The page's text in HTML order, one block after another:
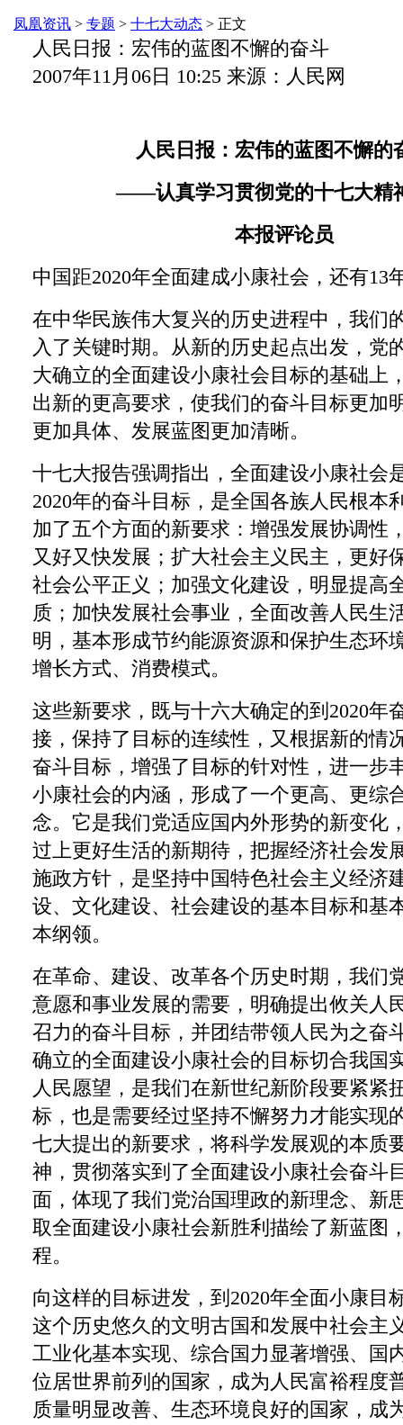
凤凰资讯 > 专题 > 十七大动态 > 正文
人民日报：宏伟的蓝图不懈的奋斗
2007年11月06日 10:25 来源：人民网
人民日报：宏伟的蓝图不懈的
――认真学习贯彻党的十七大精
本报评论员
中国距2020年全面建成小康社会，还有13
在中华民族伟大复兴的历史进程中，我们
入了关键时期。从新的历史起点出发，党
大确立的全面建设小康社会目标的基础上
出新的更高要求，使我们的奋斗目标更加
更加具体、发展蓝图更加清晰。
十七大报告强调指出，全面建设小康社会
2020年的奋斗目标，是全国各族人民根本
加了五个方面的新要求：增强发展协调性
又好又快发展；扩大社会主义民主，更好
社会公平正义；加强文化建设，明显提高
质；加快发展社会事业，全面改善人民生
明，基本形成节约能源资源和保护生态环
增长方式、消费模式。
这些新要求，既与十六大确定的到2020年
接，保持了目标的连续性，又根据新的情
奋斗目标，增强了目标的针对性，进一步
小康社会的内涵，形成了一个更高、更综
念。它是我们党适应国内外形势的新变化
过上更好生活的新期待，把握经济社会发
施政方针，是坚持中国特色社会主义经济
设、文化建设、社会建设的基本目标和基
本纲领。
在革命、建设、改革各个历史时期，我们
意愿和事业发展的需要，明确提出攸关人
召力的奋斗目标，并团结带领人民为之奋
确立的全面建设小康社会的目标切合我国
人民愿望，是我们在新世纪新阶段要紧紧
标，也是需要经过坚持不懈努力才能实现
七大提出的新要求，将科学发展观的本质
神，贯彻落实到了全面建设小康社会奋斗
面，体现了我们党治国理政的新理念、新
取全面建设小康社会新胜利描绘了新蓝图
程。
向这样的目标进发，到2020年全面小康目
这个历史悠久的文明古国和发展中社会主
工业化基本实现、综合国力显著增强、国
位居世界前列的国家，成为人民富裕程度
质量明显改善、生态环境良好的国家，成